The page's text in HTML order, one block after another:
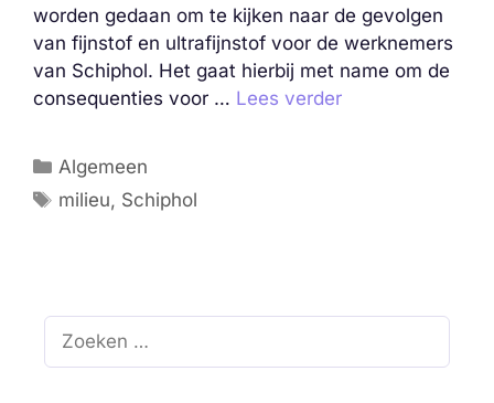
worden gedaan om te kijken naar de gevolgen
van fijnstof en ultrafijnstof voor de werknemers
van Schiphol. Het gaat hierbij met name om de
consequenties voor … Lees verder
Categorieën
Algemeen
Tags
milieu, Schiphol
Zoek